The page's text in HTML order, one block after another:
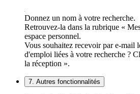
Donnez un nom à votre recherche.
Retrouvez-la dans la rubrique «
espace personnel.
Vous souhaitez recevoir par e-mail
d'emploi liées à votre recherche ?
la réception ».
7. Autres fonctionnalités